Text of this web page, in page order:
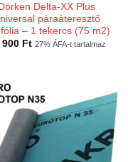
Delta-XX Plus
páraáteresztő
– 1 tekercs (75 m2)
900 Ft 27% ÁFA-t tartalmaz